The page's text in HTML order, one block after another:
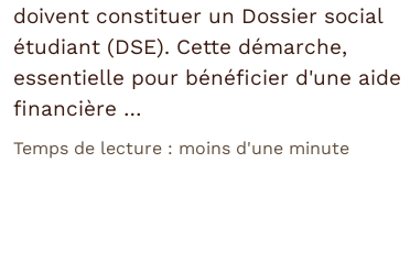
doivent constituer un Dossier social
étudiant (DSE). Cette démarche,
essentielle pour bénéficier d'une aide
financière …
Temps de lecture : moins d'une minute